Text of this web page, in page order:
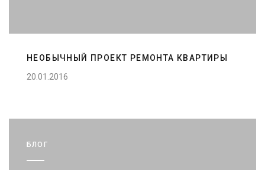
НЕОБЫЧНЫЙ ПРОЕКТ РЕМОНТА КВАРТИРЫ
20.01.2016
БЛОГ